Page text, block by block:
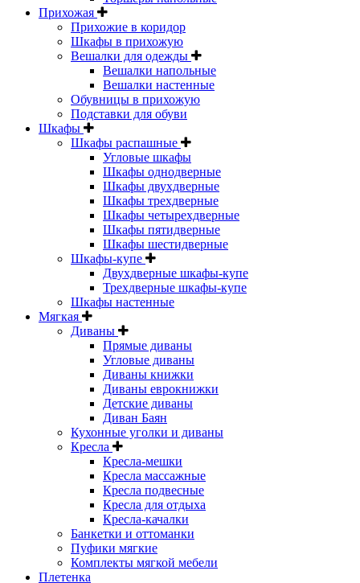
Прихожая
Прихожие в коридор
Шкафы в прихожую
Вешалки для одежды
Вешалки напольные
Вешалки настенные
Обувницы в прихожую
Подставки для обуви
Шкафы
Шкафы распашные
Угловые шкафы
Шкафы однодверные
Шкафы двухдверные
Шкафы трехдверные
Шкафы четырехдверные
Шкафы пятидверные
Шкафы шестидверные
Шкафы-купе
Двухдверные шкафы-купе
Трехдверные шкафы-купе
Шкафы настенные
Мягкая
Диваны
Прямые диваны
Угловые диваны
Диваны книжки
Диваны еврокнижки
Детские диваны
Диван Баян
Кухонные уголки и диваны
Кресла
Кресла-мешки
Кресла массажные
Кресла подвесные
Кресла для отдыха
Кресла-качалки
Банкетки и оттоманки
Пуфики мягкие
Комплекты мягкой мебели
Плетенка